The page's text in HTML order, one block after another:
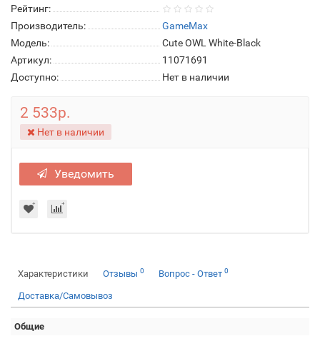
Рейтинг:
Производитель:
GameMax
Модель:
Cute OWL White-Black
Артикул:
11071691
Доступно:
Нет в наличии
2 533р.
Нет в наличии
Уведомить
Характеристики Отзывы 0 Вопрос - Ответ 0
Доставка/Самовывоз
Общие